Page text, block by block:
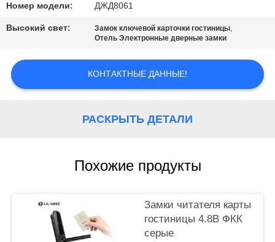
NEWS
КАРТА
САЙТА
ПОЛИТИКА
Номер модели: ДЖД8061
Высокий свет: Замок ключевой карточки гостиницы,
Отель Электронные дверные замки
КОНТАКТНЫЕ ДАННЫЕ!
РАСКРЫТЬ ДЕТАЛИ
Похожие продукты
Замки читателя карты
гостиницы 4.8В ФКК
серые